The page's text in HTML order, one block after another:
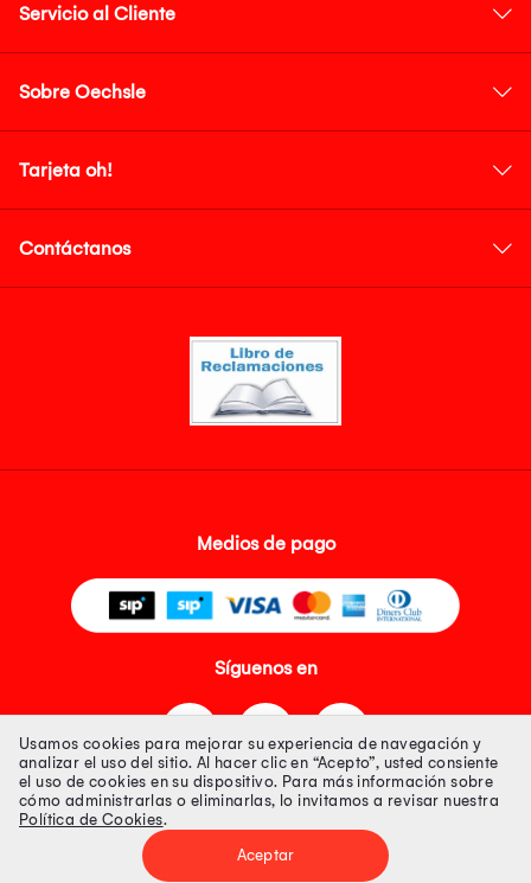
Servicio al Cliente
Sobre Oechsle
Tarjeta oh!
Contáctanos
Medios de pago
Síguenos en
Tienda 100% Segura
Usamos cookies para mejorar su experiencia de navegación y
analizar el uso del sitio. Al hacer clic en “Acepto”, usted consiente
el uso de cookies en su dispositivo. Para más información sobre
cómo administrarlas o eliminarlas, lo invitamos a revisar nuestra
Política de Cookies.
Aceptar